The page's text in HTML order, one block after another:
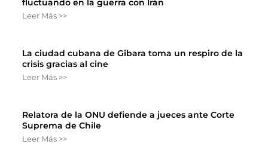
fluctuando en la guerra con Irán
Leer Más >>
La ciudad cubana de Gibara toma un respiro de la
crisis gracias al cine
Leer Más >>
Relatora de la ONU defiende a jueces ante Corte
Suprema de Chile
Leer Más >>